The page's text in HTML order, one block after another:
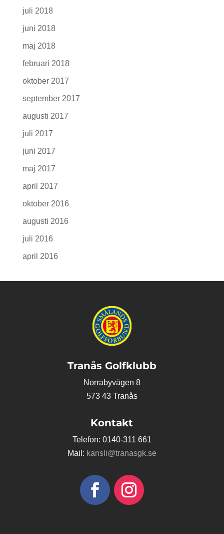
juli 2018
juni 2018
maj 2018
februari 2018
oktober 2017
september 2017
augusti 2017
juli 2017
juni 2017
maj 2017
april 2017
oktober 2016
augusti 2016
juli 2016
april 2016
Tranås Golfklubb
Norrabyvägen 8
573 43 Tranås
Kontakt
Telefon: 0140-311 661
Mail: kansli@tranasgk.se